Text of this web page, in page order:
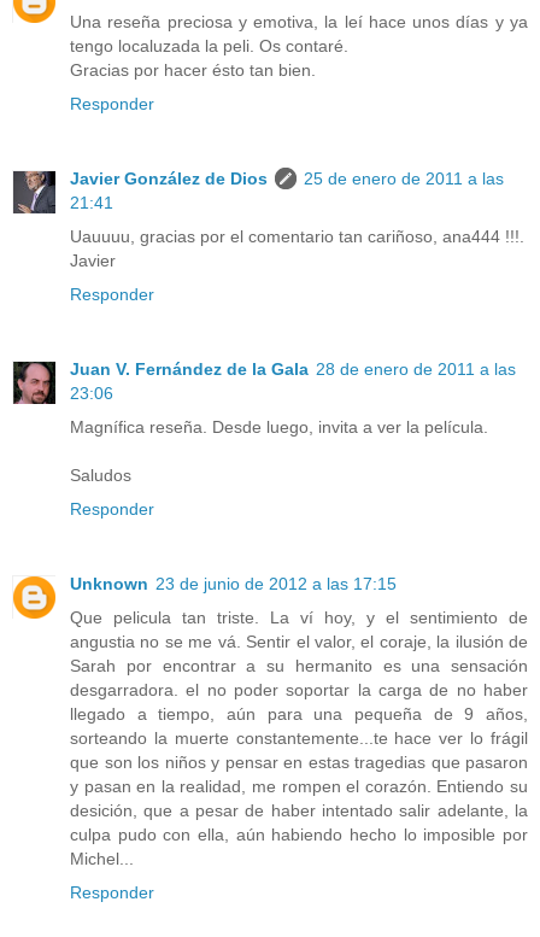
Una reseña preciosa y emotiva, la leí hace unos días y ya
tengo localuzada la peli. Os contaré.
Gracias por hacer ésto tan bien.
Responder
Javier González de Dios
25 de enero de 2011 a las
21:41
Uauuuu, gracias por el comentario tan cariñoso, ana444 !!!.
Javier
Responder
Juan V. Fernández de la Gala 28 de enero de 2011 a las
23:06
Magnífica reseña. Desde luego, invita a ver la película.
Saludos
Responder
Unknown 23 de junio de 2012 a las 17:15
Que pelicula tan triste. La ví hoy, y el sentimiento de
angustia no se me vá. Sentir el valor, el coraje, la ilusión de
Sarah por encontrar a su hermanito es una sensación
desgarradora. el no poder soportar la carga de no haber
llegado a tiempo, aún para una pequeña de 9 años,
sorteando la muerte constantemente...te hace ver lo frágil
que son los niños y pensar en estas tragedias que pasaron
y pasan en la realidad, me rompen el corazón. Entiendo su
desición, que a pesar de haber intentado salir adelante, la
culpa pudo con ella, aún habiendo hecho lo imposible por
Michel...
Responder